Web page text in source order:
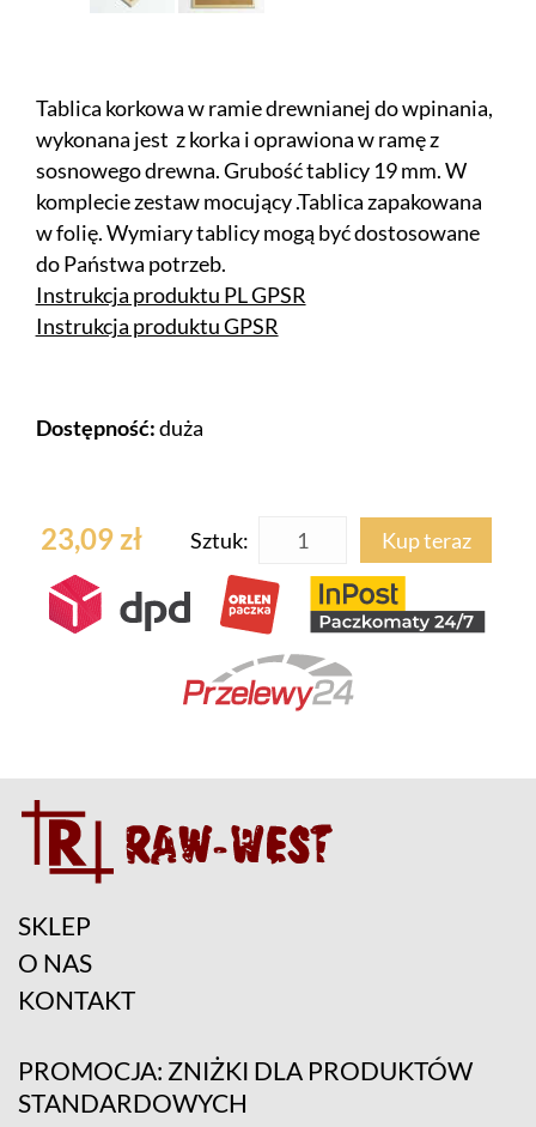
Tablica korkowa w ramie drewnianej do wpinania,
wykonana jest z korka i oprawiona w ramę z
sosnowego drewna. Grubość tablicy 19 mm. W
komplecie zestaw mocujący .Tablica zapakowana
w folię. Wymiary tablicy mogą być dostosowane
do Państwa potrzeb.
Instrukcja produktu PL GPSR
Instrukcja produktu GPSR
Dostępność:duża
23,09 zł Sztuk: Kup teraz
SKLEP
O NAS
KONTAKT
PROMOCJA: ZNIŻKI DLA PRODUKTÓW
STANDARDOWYCH